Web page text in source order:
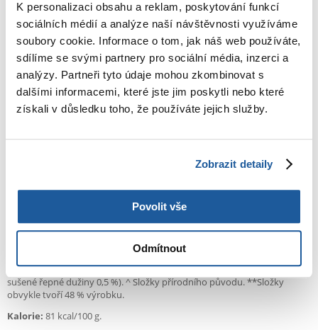
K personalizaci obsahu a reklam, poskytování funkcí
sociálních médií a analýze naší návštěvnosti využíváme
soubory cookie. Informace o tom, jak náš web používáte,
sdílíme se svými partnery pro sociální média, inzerci a
analýzy. Partneři tyto údaje mohou zkombinovat s
dalšími informacemi, které jste jim poskytli nebo které
získali v důsledku toho, že používáte jejich služby.
Zobrazit detaily
Povolit vše
Odmítnout
- Podporuje imunitní systém
- Díky vitaminu E obsaženému v krmivu.
- Zdravé trávení
- Vláknina podporující funkci střev.
- Méně kalorií
- Méně kalorické krmivo* pomáhá udržovat štíhlou postavu.
*V porovnání s porcí suchého krmiva o stejné hmotnosti.
- Bez konzervačních látek
- Neobsahuje žádné konzervační látky ani umělá dochucovadla.
živočišného původu (40 %, přírodního původu^ 93 %; včetně směsi
hovězího masa 6 % a vepřových jater 9 % v kouscích**), bílkovinné
Složky přírodního původu. **Kousky obvykle tvoří 48 % výrobku.
Kousky bohaté na drůbeží maso- maso a živočišné produkty (40 %,
93 % přírodního původu^; včetně drůbežího masa 14 % a vepřových
jater 9 % v kouscích**), rostlinné bílkovinné extrakty, obiloviny, oleje a
tuky, minerální látky (0,6 %), výrobky rostlinného původu^ (včetně
sušené řepné dužiny 0,5 %). ^ Složky přírodního původu. **Složky
obvykle tvoří 48 % výrobku.
Kalorie: 81 kcal/100 g.